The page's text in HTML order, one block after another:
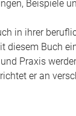
Beispiele
in ihrer
diesem Buch
Praxis
er an